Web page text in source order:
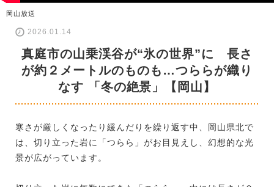
岡山放送
2026.01.14
真庭市の山乗渓谷が“氷の世界”に 長さ
が約２メートルのものも…つららが織り
なす 「冬の絶景」【岡山】
寒さが厳しくなったり緩んだりを繰り返す中、岡山県北で
は、切り立った岩に「つらら」がお目見えし、幻想的な光
景が広がっています。